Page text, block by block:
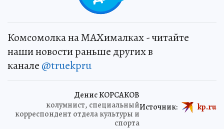
Комсомолка на MAXималках - читайте
наши новости раньше других в
канале @truekpru
Денис КОРСАКОВ
колумнист, специальный
корреспондент отдела культуры и
спорта
Источник: kp.ru